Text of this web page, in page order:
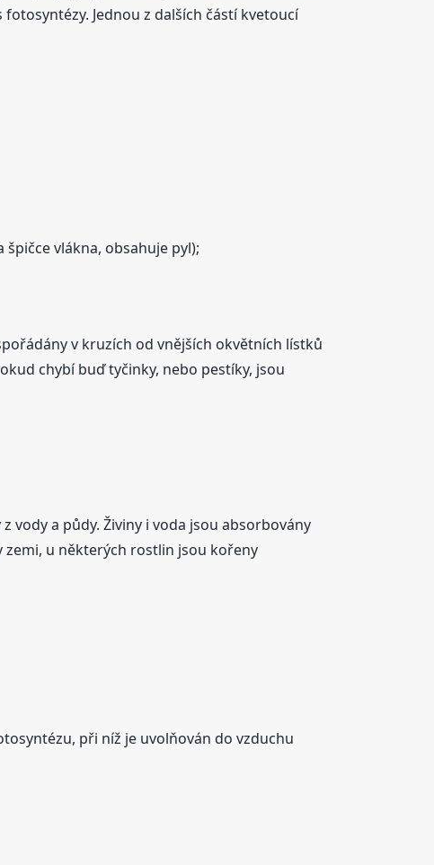
Jednou z dalších částí kvetoucí
vlákna, obsahuje pyl);
v kruzích od vnějších okvětních lístků
chybí buď tyčinky, nebo pestíky, jsou
vody a půdy. Živiny i voda jsou absorbovány
zemi, u některých rostlin jsou kořeny
při níž je uvolňován do vzduchu